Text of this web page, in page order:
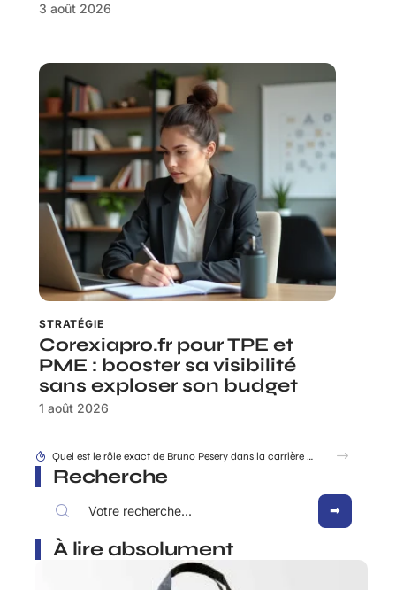
3 août 2026
STRATÉGIE
Corexiapro.fr pour TPE et
PME : booster sa visibilité
sans exploser son budget
1 août 2026
Quel est le rôle exact de Bruno Pesery dans la carrière d’Isabelle Carré ?
Recherche
À lire absolument